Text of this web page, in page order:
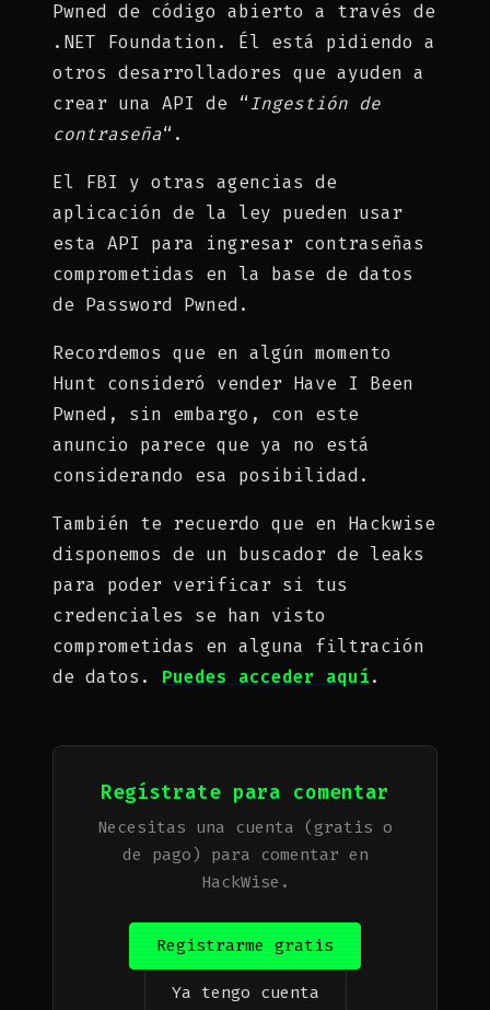
Pwned de código abierto a través de
.NET Foundation. Él está pidiendo a
otros desarrolladores que ayuden a
crear una API de “Ingestión de
contraseña“.
El FBI y otras agencias de
aplicación de la ley pueden usar
esta API para ingresar contraseñas
comprometidas en la base de datos
de Password Pwned.
Recordemos que en algún momento
Hunt consideró vender Have I Been
Pwned, sin embargo, con este
anuncio parece que ya no está
considerando esa posibilidad.
También te recuerdo que en Hackwise
disponemos de un buscador de leaks
para poder verificar si tus
credenciales se han visto
comprometidas en alguna filtración
de datos. Puedes acceder aquí.
Regístrate para comentar
Necesitas una cuenta (gratis o
de pago) para comentar en
HackWise.
Registrarme gratis
Ya tengo cuenta